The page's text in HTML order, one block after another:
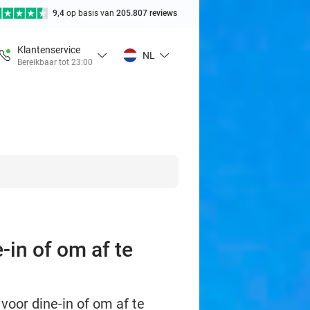
9,4 op basis van 205.807 reviews
Klantenservice
Bereikbaar tot 23:00
NL
in of om af te
dine-in of om af te